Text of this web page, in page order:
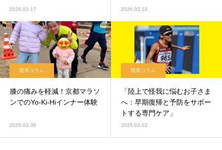
2026.02.17 2026.02.10
院長コラム
膝の痛みを軽減！京都マラソ
ンでのYo-Ki-Hiインナー体験
2025.03.06
院長コラム
「陸上で怪我に悩むお子さま
へ：早期復帰と予防をサポー
トする専門ケア」
2025.03.02